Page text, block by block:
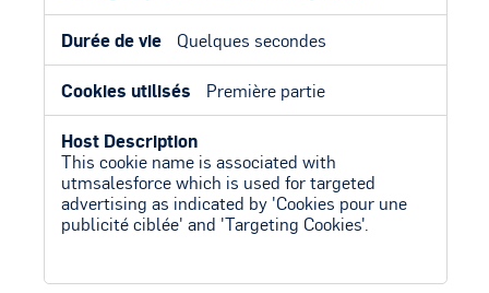
Quelques secondes
Première partie
This cookie name is associated with
utmsalesforce which is used for targeted
advertising as indicated by 'Cookies pour une
publicité ciblée' and 'Targeting Cookies'.